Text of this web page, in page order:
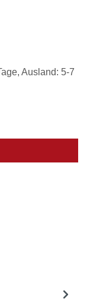
Ausland: 5-7